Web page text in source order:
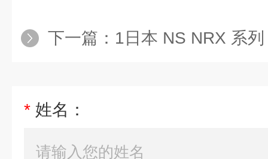
下一篇： 1日本 NS NRX 系列
* 姓名：